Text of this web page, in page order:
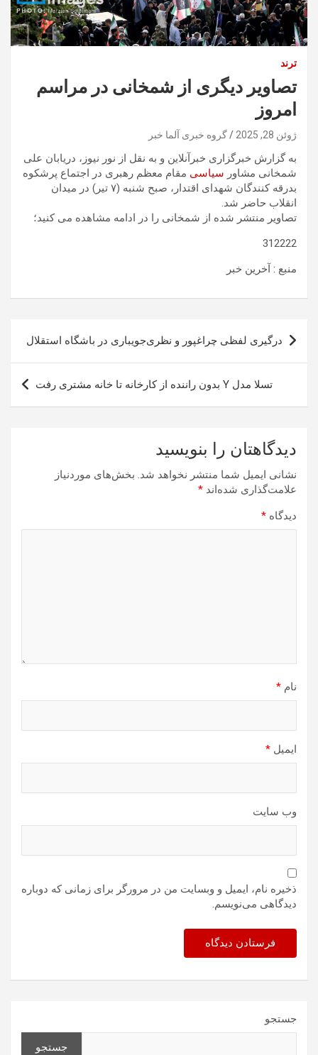
ترند
تصاویر دیگری از شمخانی در مراسم
امروز
ژوئن 28, 2025 گروه خبری آلما خبر
به گزارش خبرگزاری خبرآنلاین و به نقل از نور نیوز، دریابان علی
شمخانی مشاور سیاسی مقام معظم رهبری در اجتماع پرشکوه
بدرقه کنندگان شهدای اقتدار، صبح شنبه (۷ تیر) در میدان
انقلاب حاضر شد.
تصاویر منتشر شده از شمخانی را در ادامه مشاهده می کنید؛
312222
منبع : آخرین خبر
راهبری
نوشته
درگیری لفظی چراغپور و نظری‌جویباری در باشگاه استقلال
تسلا مدل Y بدون راننده از کارخانه تا خانه مشتری رفت
دیدگاهتان را بنویسید
نشانی ایمیل شما منتشر نخواهد شد. بخش‌های موردنیاز
علامت‌گذاری شده‌اند *
دیدگاه *
نام *
ایمیل *
وب‌ سایت
ذخیره نام، ایمیل و وبسایت من در مرورگر برای زمانی که دوباره
دیدگاهی می‌نویسم.
جستجو
جستجو